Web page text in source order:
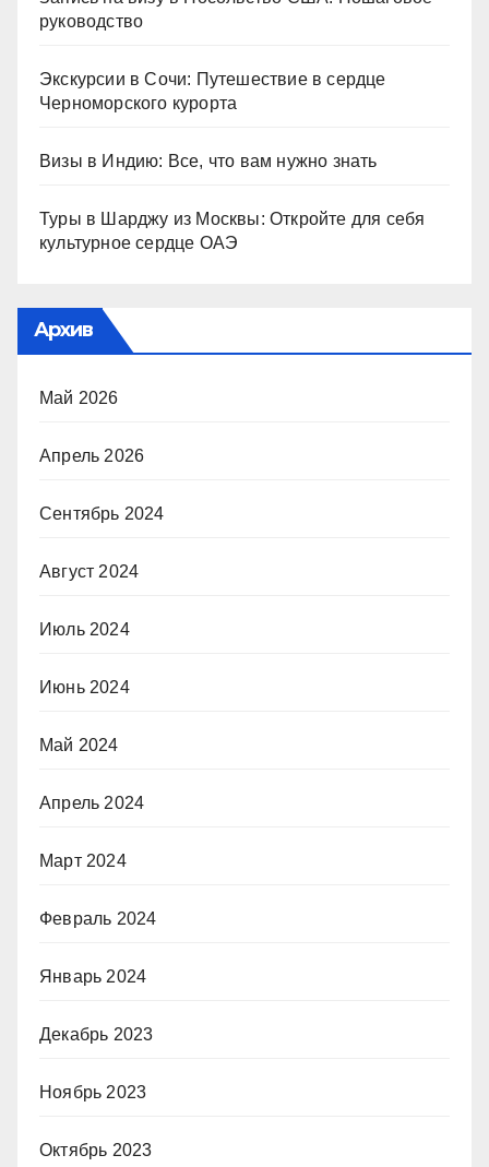
руководство
Экскурсии в Сочи: Путешествие в сердце
Черноморского курорта
Визы в Индию: Все, что вам нужно знать
Туры в Шарджу из Москвы: Откройте для себя
культурное сердце ОАЭ
Архив
Май 2026
Апрель 2026
Сентябрь 2024
Август 2024
Июль 2024
Июнь 2024
Май 2024
Апрель 2024
Март 2024
Февраль 2024
Январь 2024
Декабрь 2023
Ноябрь 2023
Октябрь 2023